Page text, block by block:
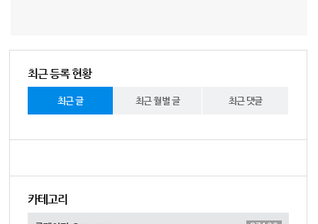
최근 등록 현황
최근 글 최근 월별 글 최근 댓글
카테고리